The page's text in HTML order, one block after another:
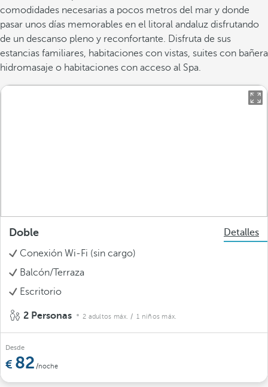
comodidades necesarias a pocos metros del mar y donde
pasar unos días memorables en el litoral andaluz disfrutando
de un descanso pleno y reconfortante. Disfruta de sus
estancias familiares, habitaciones con vistas, suites con bañera
hidromasaje o habitaciones con acceso al Spa.
Doble
Detalles
Conexión Wi-Fi (sin cargo)
Balcón/Terraza
Escritorio
2 Personas 2 adultos máx. / 1 niños máx.
Desde
82 /noche